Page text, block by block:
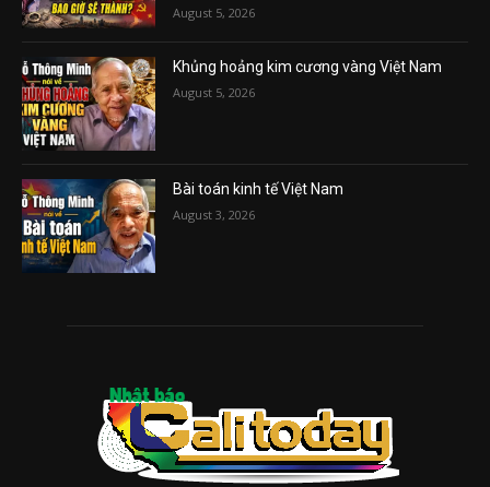
August 5, 2026
Khủng hoảng kim cương vàng Việt Nam
August 5, 2026
Bài toán kinh tế Việt Nam
August 3, 2026